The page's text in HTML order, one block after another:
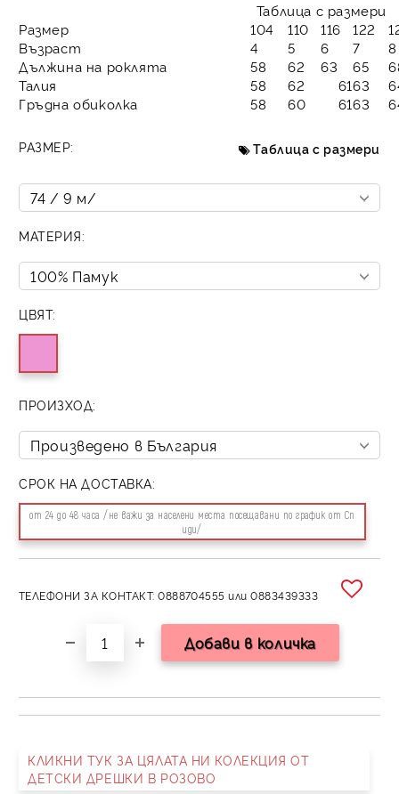
Таблица с размери
Размер
104 110 116 122
Възраст
4 5 6 7
8
Дължина на роклята
58 62 63 65
Талия
58 62 6163
Гръдна обиколка
58 60 6163
РАЗМЕР: Таблица с размери
МАТЕРИЯ:
ЦВЯТ:
ПРОИЗХОД:
СРОК НА ДОСТАВКА:
от 24 до 48 часа /не важи за населени места посещавани по график от Сп
иди/
ТЕЛЕФОНИ ЗА КОНТАКТ: 0888704555 или 0883439333
КЛИКНИ ТУК ЗА ЦЯЛАТА НИ КОЛЕКЦИЯ ОТ
ДЕТСКИ ДРЕШКИ В РОЗОВО